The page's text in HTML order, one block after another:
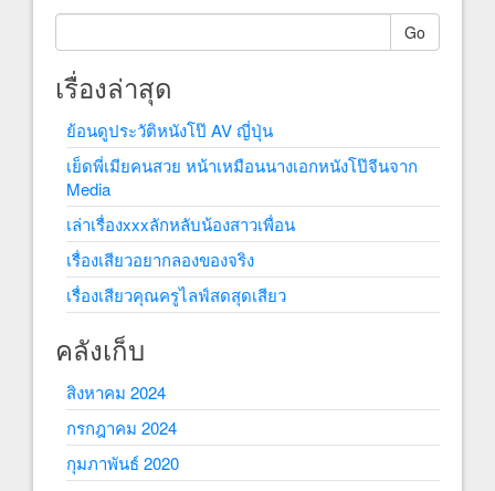
Go
เรื่องล่าสุด
ย้อนดูประวัติหนังโป๊ AV ญี่ปุ่น
เย็ดพี่เมียคนสวย หน้าเหมือนนางเอกหนังโป๊จีนจาก
Media
เล่าเรื่องxxxลักหลับน้องสาวเพื่อน
เรื่องเสียวอยากลองของจริง
เรื่องเสียวคุณครูไลฟ์สดสุดเสียว
คลังเก็บ
สิงหาคม 2024
กรกฎาคม 2024
กุมภาพันธ์ 2020